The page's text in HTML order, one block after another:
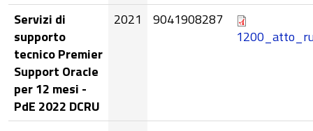
Servizi di
supporto
tecnico Premier
Support Oracle
per 12 mesi -
PdE 2022 DCRU
2021
9041908287